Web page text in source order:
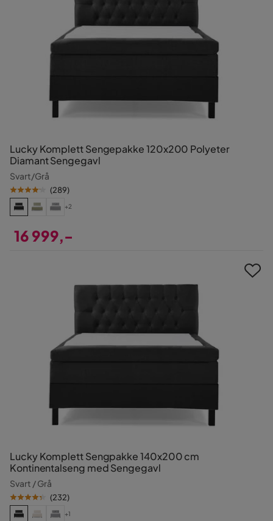
Lucky Komplett Sengepakke 120x200 Polyeter
Diamant Sengegavl
Svart/Grå
(289)
+2
16 999,-
Lucky Komplett Sengpakke 140x200 cm
Kontinentalseng med Sengegavl
Svart / Grå
(232)
+1